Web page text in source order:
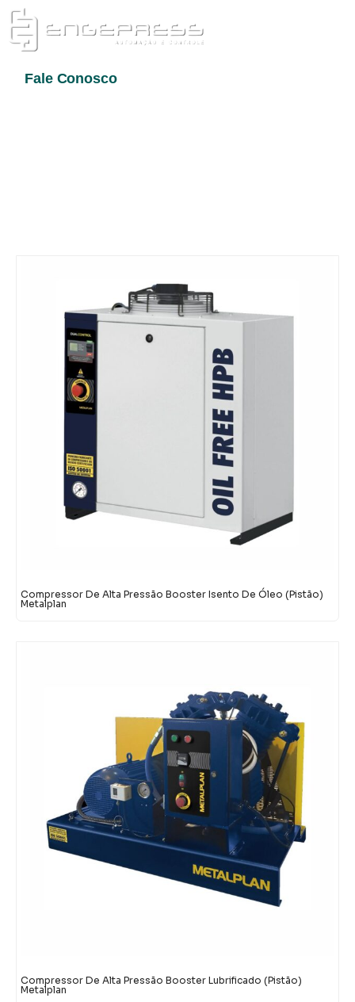
Fale Conosco
Compressor De Alta Pressão Booster Isento De Óleo (Pistão)
Metalplan
Compressor De Alta Pressão Booster Lubrificado (Pistão)
Metalplan